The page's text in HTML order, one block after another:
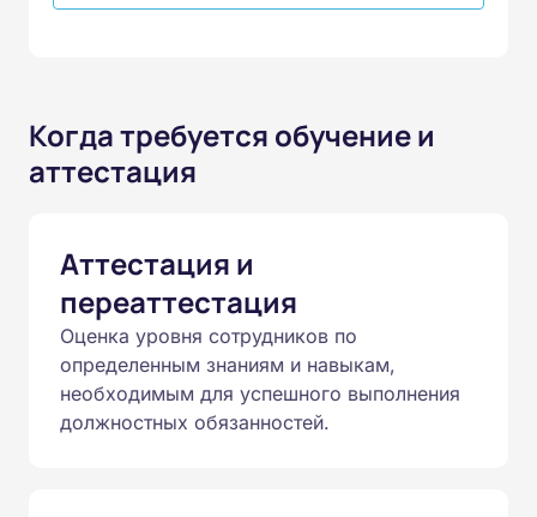
Когда требуется обучение и
аттестация
Аттестация и
переаттестация
Оценка уровня сотрудников по
определенным знаниям и навыкам,
необходимым для успешного выполнения
должностных обязанностей.